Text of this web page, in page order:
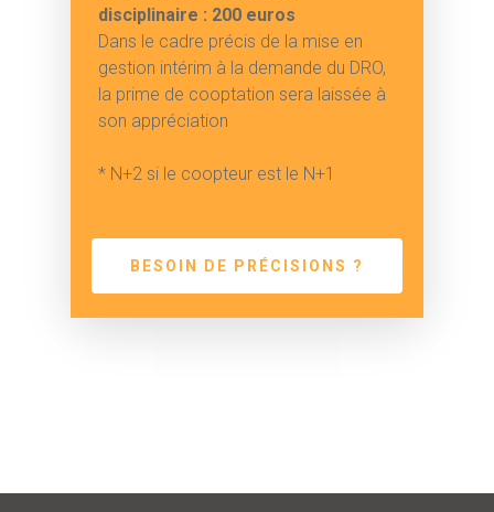
disciplinaire : 200 euros
Dans le cadre précis de la mise en
gestion intérim à la demande du DRO,
la prime de cooptation sera laissée à
son appréciation
* N+2 si le coopteur est le N+1
BESOIN DE PRÉCISIONS ?